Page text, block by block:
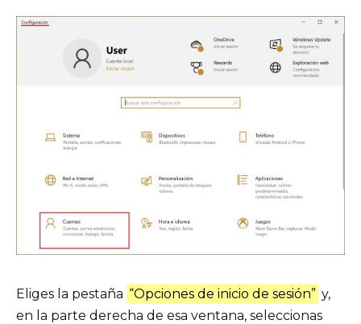
Eliges la pestaña “Opciones de inicio de sesión” y,
en la parte derecha de esa ventana, seleccionas